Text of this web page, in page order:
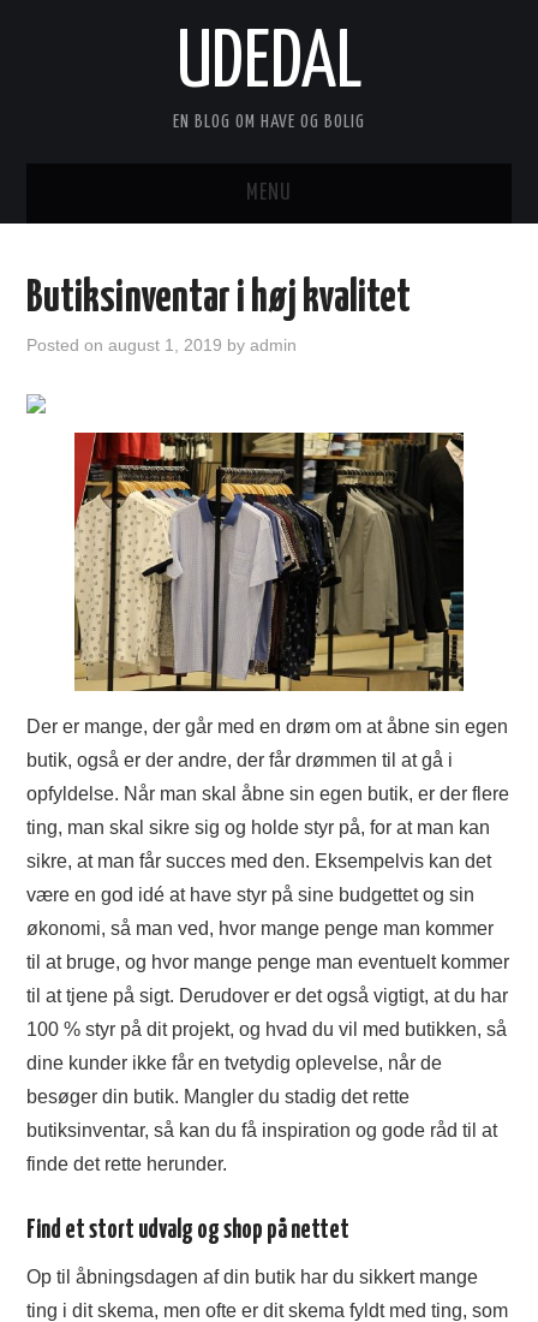
UDEDAL
EN BLOG OM HAVE OG BOLIG
MENU
ANNONCERING
Butiksinventar i høj kvalitet
Posted onaugust 1, 2019 byadmin
Der er mange, der går med en drøm om at åbne sin egen
butik, også er der andre, der får drømmen til at gå i
opfyldelse. Når man skal åbne sin egen butik, er der flere
ting, man skal sikre sig og holde styr på, for at man kan
sikre, at man får succes med den. Eksempelvis kan det
være en god idé at have styr på sine budgettet og sin
økonomi, så man ved, hvor mange penge man kommer
til at bruge, og hvor mange penge man eventuelt kommer
til at tjene på sigt. Derudover er det også vigtigt, at du har
100 % styr på dit projekt, og hvad du vil med butikken, så
dine kunder ikke får en tvetydig oplevelse, når de
besøger din butik. Mangler du stadig det rette
butiksinventar, så kan du få inspiration og gode råd til at
finde det rette herunder.
Find et stort udvalg og shop på nettet
Op til åbningsdagen af din butik har du sikkert mange
ting i dit skema, men ofte er dit skema fyldt med ting, som